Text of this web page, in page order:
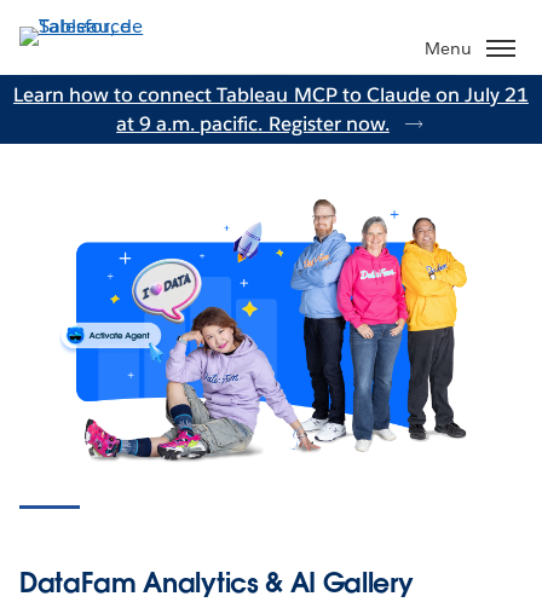
Aller
au
contenu
principal
Menu
Learn how to connect Tableau MCP to Claude on July 21
at 9 a.m. pacific. Register now.
DataFam Analytics & AI Gallery